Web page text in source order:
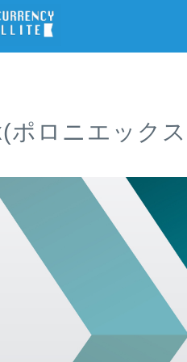
ポロニエック